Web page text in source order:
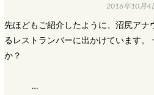
2016年10月4
先ほどもご紹介したように、沼尻ア
るレストランバーに出かけています。
か？
…